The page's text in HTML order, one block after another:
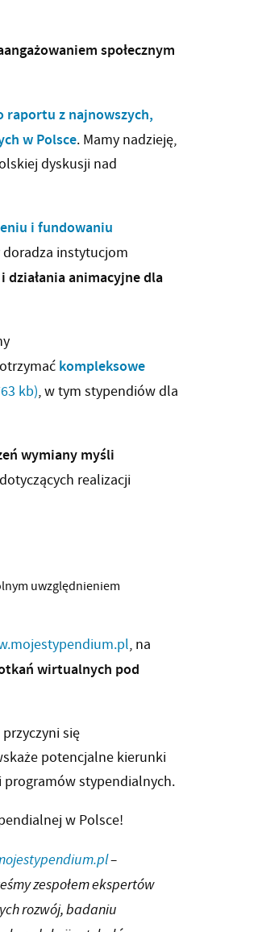
społecznym
raportu z najnowszych,
w Polsce. Mamy nadzieję,
dyskusji nad
i fundowaniu
doradza instytucjom
działania animacyjne dla
kompleksowe
kb), w tym stypendiów dla
wymiany myśli
realizacji
uwzględnieniem
, na
wirtualnych pod
przyczyni się
potencjalne kierunki
stypendialnych.
w Polsce!
–
zespołem ekspertów
rozwój, badaniu